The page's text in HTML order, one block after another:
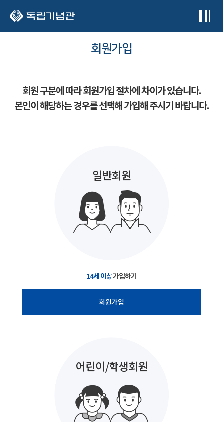
회원가입
회원 구분에 따라 회원가입 절차에 차이가 있습니다.
본인이 해당하는 경우를 선택해 가입해 주시기 바랍니다.
14세 이상가입하기
회원가입